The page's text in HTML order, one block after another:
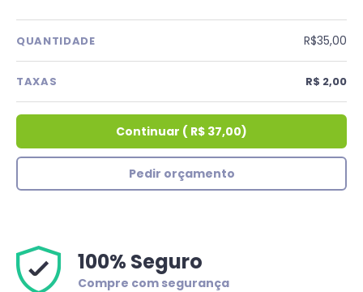
QUANTIDADE R$35,00
TAXAS R$ 2,00
Continuar ( R$ 37,00)
Pedir orçamento
100% Seguro
Compre com segurança